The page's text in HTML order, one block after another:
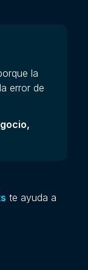
la
error de
te ayuda a